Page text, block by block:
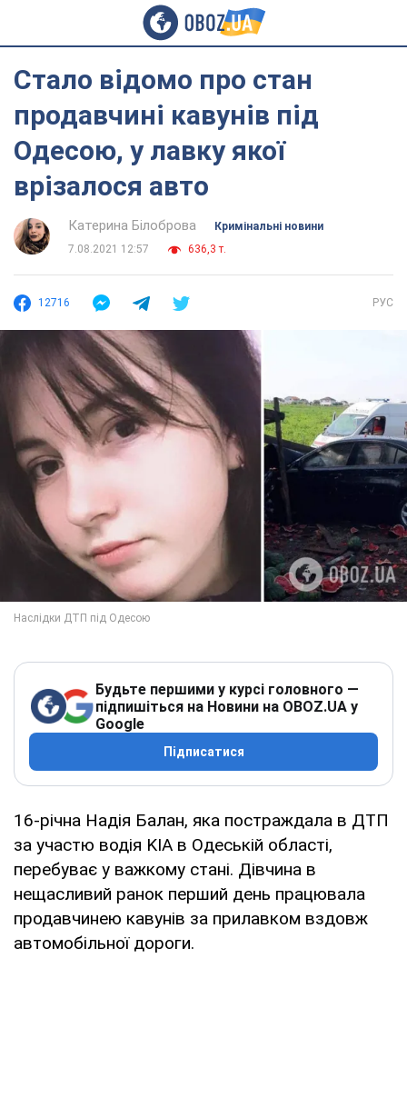
Стало відомо про стан
продавчині кавунів під
Одесою, у лавку якої
врізалося авто
Катерина Білоброва
Кримінальні новини
7.08.2021 12:57
636,3 т.
12716 РУС
Будьте першими у курсі головного —
підпишіться на Новини на OBOZ.UA у
Google
Підписатися
16-річна Надія Балан, яка постраждала в ДТП
за участю водія KIA в Одеській області,
перебуває у важкому стані. Дівчина в
нещасливий ранок перший день працювала
продавчинею кавунів за прилавком вздовж
автомобільної дороги.